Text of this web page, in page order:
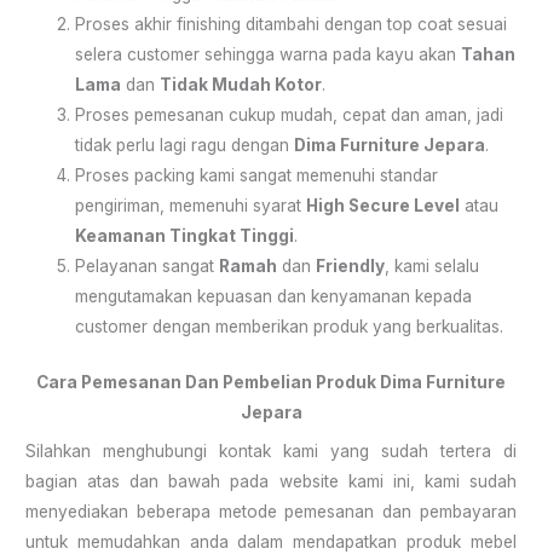
Proses akhir finishing ditambahi dengan top coat sesuai
selera customer sehingga warna pada kayu akan Tahan
Lama dan Tidak Mudah Kotor.
Proses pemesanan cukup mudah, cepat dan aman, jadi
tidak perlu lagi ragu dengan Dima Furniture Jepara.
Proses packing kami sangat memenuhi standar
pengiriman, memenuhi syarat High Secure Level
atau
Keamanan Tingkat Tinggi.
Pelayanan sangat Ramah dan Friendly, kami selalu
mengutamakan kepuasan dan kenyamanan kepada
customer dengan memberikan produk yang berkualitas.
Cara Pemesanan Dan Pembelian Produk Dima Furniture
Jepara
Silahkan menghubungi kontak kami yang sudah tertera di
bagian atas dan bawah pada website kami ini, kami sudah
menyediakan beberapa metode pemesanan dan pembayaran
untuk memudahkan anda dalam mendapatkan produk mebel